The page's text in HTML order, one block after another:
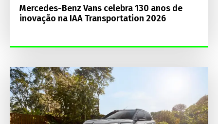
Mercedes-Benz Vans celebra 130 anos de
inovação na IAA Transportation 2026